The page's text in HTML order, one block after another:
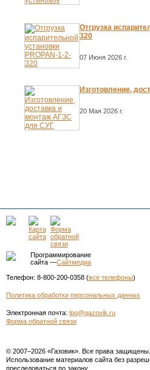
Отгрузка
320
07 Июня 2026 г.
Изготовление,
20 Мая 2026 г.
Программирование
сайта —Сайтмедиа
Телефон: 8-800-200-0358 (все телефоны)
Политика обработки персональных данных
Электронная почта: lpg@gazovik.ru
Форма обратной связи
© 2007–2026 «Газовик». Все права защищены.
Использование материалов сайта без
преследоваться по закону.